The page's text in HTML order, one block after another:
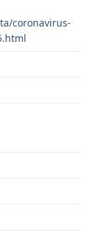
coronavirus-